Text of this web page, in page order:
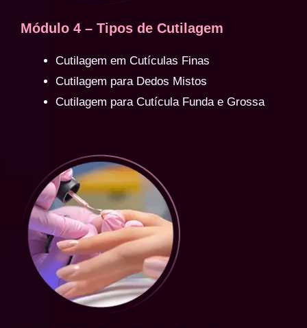
Módulo 4 – Tipos de Cutilagem
Cutilagem em Cutículas Finas
Cutilagem para Dedos Mistos
Cutilagem para Cutícula Funda e Grossa